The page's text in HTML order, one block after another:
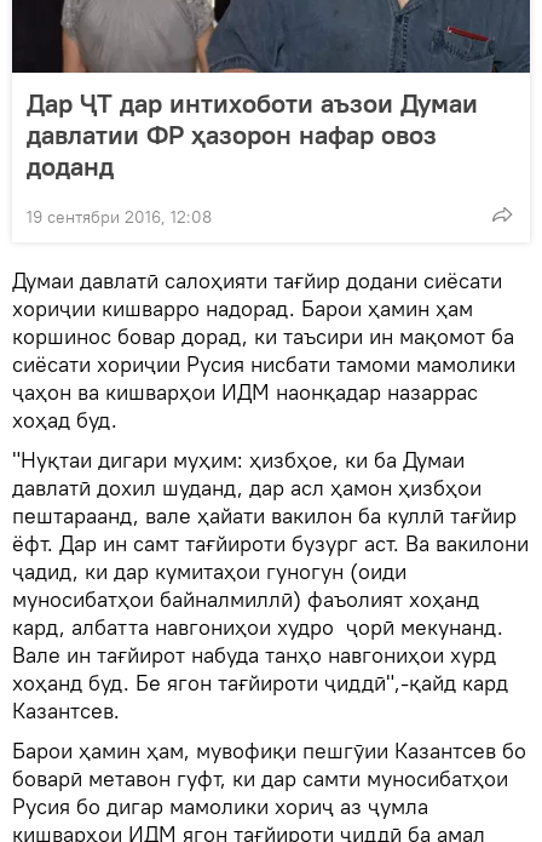
Дар ҶТ дар интихоботи аъзои Думаи
давлатии ФР ҳазорон нафар овоз
доданд
19 сентябри 2016, 12:08
Думаи давлатӣ салоҳияти тағйир додани сиёсати
хориҷии кишварро надорад. Барои ҳамин ҳам
коршинос бовар дорад, ки таъсири ин мақомот ба
сиёсати хориҷии Русия нисбати тамоми мамолики
ҷаҳон ва кишварҳои ИДМ наонқадар назаррас
хоҳад буд.
"Нуқтаи дигари муҳим: ҳизбҳое, ки ба Думаи
давлатӣ дохил шуданд, дар асл ҳамон ҳизбҳои
пештараанд, вале ҳайати вакилон ба куллӣ тағйир
ёфт. Дар ин самт тағйироти бузург аст. Ва вакилони
ҷадид, ки дар кумитаҳои гуногун (оиди
муносибатҳои байналмиллӣ) фаъолият хоҳанд
кард, албатта навгониҳои худро ҷорӣ мекунанд.
Вале ин тағйирот набуда танҳо навгониҳои хурд
хоҳанд буд. Бе ягон тағйироти ҷиддӣ",-қайд кард
Казантсев.
Барои ҳамин ҳам, мувофиқи пешгӯии Казантсев бо
боварӣ метавон гуфт, ки дар самти муносибатҳои
Русия бо дигар мамолики хориҷ аз ҷумла
кишварҳои ИДМ ягон тағйироти ҷиддӣ ба амал